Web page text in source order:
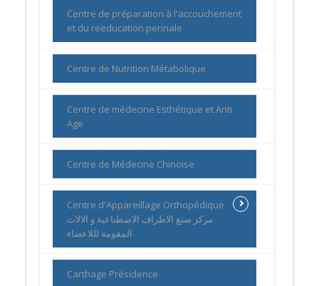
Centre de préparation à l'accouchement
et du reeducation perinale
Centre de Nutrition Métabolique
Centre de médecine Esthétique et Anti
Age
Centre de Médecine Chinoise
Centre d'Appareillage Orthopédique
مركز صنع الاطراف الاصطناعية و الالات
المقومة لللاعضاء
Carthage Présidence